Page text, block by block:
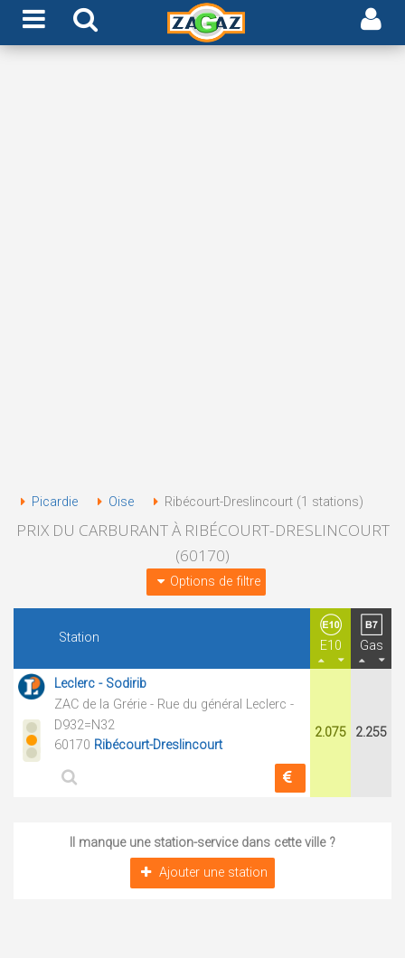
Picardie Oise Ribécourt-Dreslincourt (1 stations)
PRIX DU CARBURANT À RIBÉCOURT-DRESLINCOURT
(60170)
Options de filtre
Station
E10 Gas
Leclerc - Sodirib
ZAC de la Grérie - Rue du général Leclerc -
D932=N32
60170 Ribécourt-Dreslincourt
2.075 2.255
Il manque une station-service dans cette ville ?
Ajouter une station